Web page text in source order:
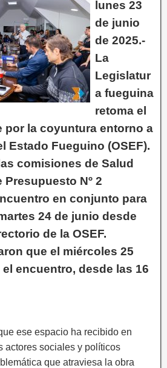
lunes 23
de junio
de 2025.-
La
Legislatur
a fueguina
retoma el
por la coyuntura entorno a
Estado Fueguino (OSEF).
comisiones de Salud
Presupuesto Nº 2
en conjunto para
24 de junio desde
de la OSEF.
que el miércoles 25
encuentro, desde las 16
ese espacio ha recibido en
actores sociales y políticos
que atraviesa la obra